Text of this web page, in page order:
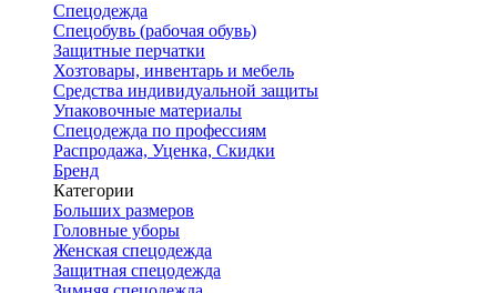
Спецодежда
Спецобувь (рабочая обувь)
Защитные перчатки
Хозтовары, инвентарь и мебель
Средства индивидуальной защиты
Упаковочные материалы
Спецодежда по профессиям
Распродажа, Уценка, Скидки
Бренд
Категории
Больших размеров
Головные уборы
Женская спецодежда
Защитная спецодежда